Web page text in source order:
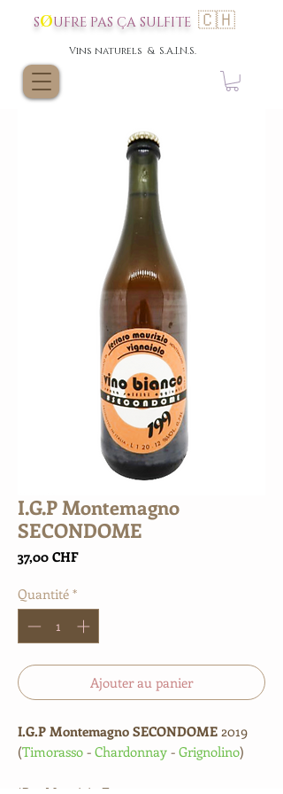
SØUFRE PAS ÇA SULFITE 🇨🇭
Vins naturels & S.A.I.N.S.
I.G.P Montemagno
SECONDOME
37,00 CHFPrix
Quantité *
Ajouter au panier
I.G.P Montemagno SECONDOME 2019
(Timorasso - Chardonnay - Grignolino)